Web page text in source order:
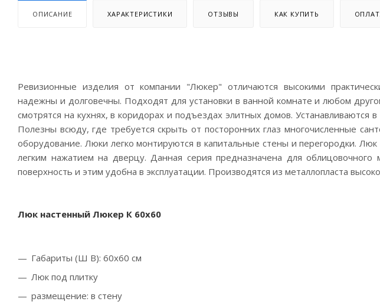
ОПИСАНИЕ ХАРАКТЕРИСТИКИ ОТЗЫВЫ КАК КУПИТЬ
Ревизионные изделия от компании "Люкер" отличаются высокими
надежны и долговечны. Подходят для установки в ванной комнате и любом
смотрятся на кухнях, в коридорах и подъездах элитных домов. Устанавливаются
Полезны всюду, где требуется скрыть от посторонних глаз многочисленные
оборудование. Люки легко монтируются в капитальные стены и перегородки.
легким нажатием на дверцу. Данная серия предназначена для
поверхность и этим удобна в эксплуатации. Производятся из металлопласта
Люк настенный Люкер К 60x60
Габариты (Ш В): 60x60 см
Люк под плитку
размещение: в стену